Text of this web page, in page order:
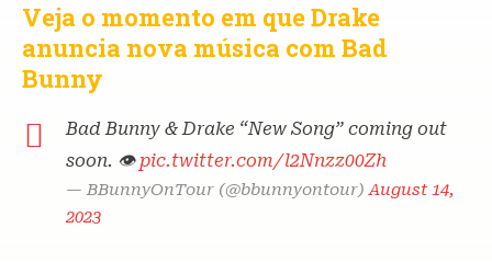
Veja o momento em que Drake
anuncia nova música com Bad
Bunny
Bad Bunny & Drake “New Song” coming out
soon. 👁️ pic.twitter.com/l2Nnzz00Zh
— BBunnyOnTour (@bbunnyontour)August 14,
2023